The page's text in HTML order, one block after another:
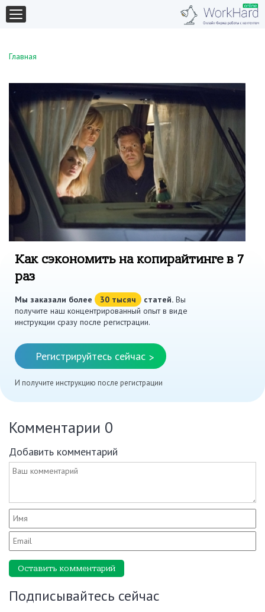
Главная
Как сэкономить на копирайтинге в 7
раз
Мы заказали более 30 тысяч статей. Вы
получите наш концентрированный опыт в виде
инструкции сразу после регистрации.
Регистрируйтесь сейчас >
И получите инструкцию после регистрации
Комментарии 0
Добавить комментарий
Оставить комментарий
Подписывайтесь сейчас